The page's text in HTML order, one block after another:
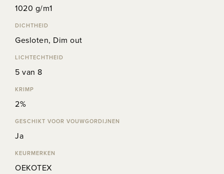
1020 g/m1
DICHTHEID
Gesloten, Dim out
LICHTECHTHEID
5 van 8
KRIMP
2%
GESCHIKT VOOR VOUWGORDIJNEN
Ja
KEURMERKEN
OEKOTEX